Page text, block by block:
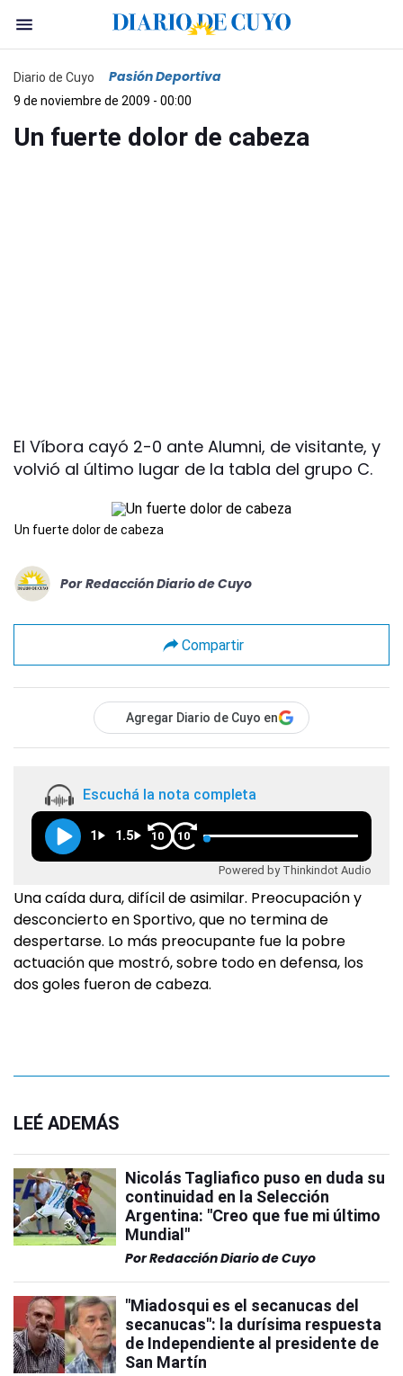
Diario de Cuyo Pasión Deportiva
9 de noviembre de 2009 - 00:00
Un fuerte dolor de cabeza
El Víbora cayó 2-0 ante Alumni, de visitante, y
volvió al último lugar de la tabla del grupo C.
Un fuerte dolor de cabeza
Por Redacción Diario de Cuyo
Compartir
Agregar Diario de Cuyo en
Escuchá la nota completa
1 1.5 10 10
Powered by Thinkindot Audio
Una caída dura, difícil de asimilar. Preocupación y
desconcierto en Sportivo, que no termina de
despertarse. Lo más preocupante fue la pobre
actuación que mostró, sobre todo en defensa, los
dos goles fueron de cabeza.
LEÉ ADEMÁS
Nicolás Tagliafico puso en duda su
continuidad en la Selección
Argentina: "Creo que fue mi último
Mundial"
PorRedacción Diario de Cuyo
"Miadosqui es el secanucas del
secanucas": la durísima respuesta
de Independiente al presidente de
San Martín